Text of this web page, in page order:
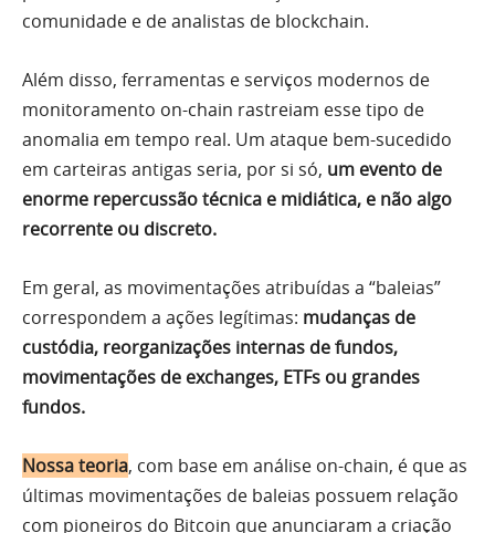
comunidade e de analistas de blockchain.
Além disso, ferramentas e serviços modernos de
monitoramento on-chain rastreiam esse tipo de
anomalia em tempo real. Um ataque bem-sucedido
em carteiras antigas seria, por si só, um evento de
enorme repercussão técnica e midiática, e não algo
recorrente ou discreto.
Em geral, as movimentações atribuídas a “baleias”
correspondem a ações legítimas: mudanças de
custódia, reorganizações internas de fundos,
movimentações de exchanges, ETFs ou grandes
fundos.
Nossa teoria, com base em análise on-chain, é que as
últimas movimentações de baleias possuem relação
com pioneiros do Bitcoin que anunciaram a criação